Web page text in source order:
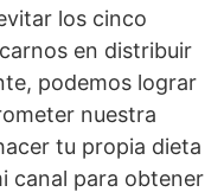
los cinco
en distribuir
podemos lograr
nuestra
tu propia dieta
canal para obtener